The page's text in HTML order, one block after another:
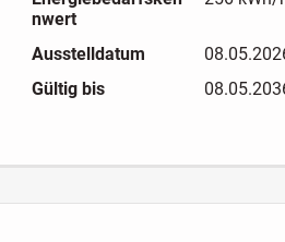
hinaus besteht die Möglichkeit,
Verfügung zu stellen.
attraktive Gelegenheit für
nwert
Ausstelldatum
Gültig bis